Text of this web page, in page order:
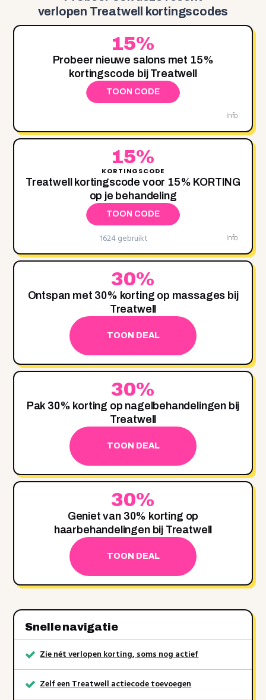
verlopen Treatwell kortingscodes
15%
Probeer nieuwe salons met 15%
kortingscode bij Treatwell
TOON CODE
Info
15%
KORTINGSCODE
Treatwell kortingscode voor 15% KORTING
op je behandeling
TOON CODE
1624 gebruikt Info
30%
Ontspan met 30% korting op massages bij
Treatwell
TOON DEAL
30%
Pak 30% korting op nagelbehandelingen bij
Treatwell
TOON DEAL
30%
Geniet van 30% korting op
haarbehandelingen bij Treatwell
TOON DEAL
Snelle navigatie
Zie nét verlopen korting, soms nog actief
Zelf een Treatwell actiecode toevoegen